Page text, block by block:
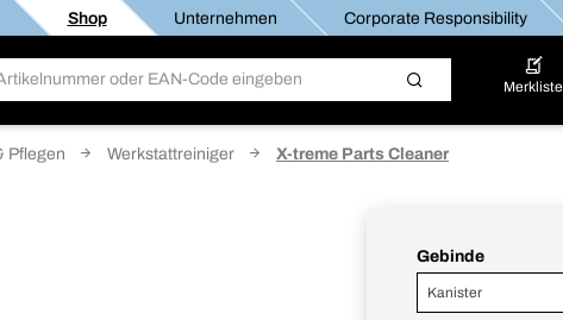
Shop Unternehmen Corporate Responsibility
Merkliste
Pflegen Werkstattreiniger X-treme Parts Cleaner
Gebinde
Kanister